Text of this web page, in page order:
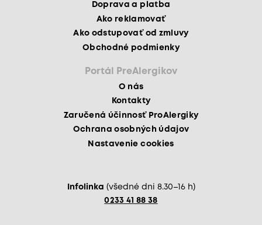
Doprava a platba
Ako reklamovať
Ako odstupovať od zmluvy
Obchodné podmienky
Portál PreAlergikov
O nás
Kontakty
Zaručená účinnosť ProAlergiky
Ochrana osobných údajov
Nastavenie cookies
Infolinka (všedné dni 8.30–16 h)
0233 41 88 38